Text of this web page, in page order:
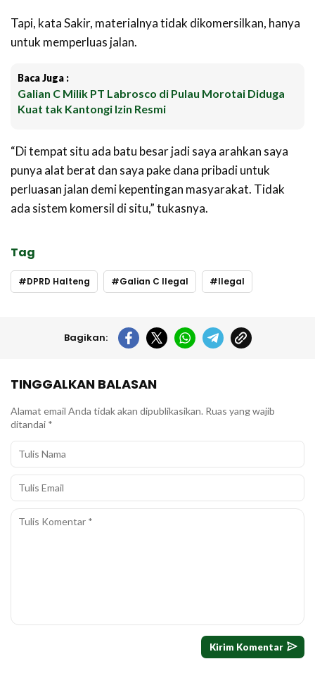
Tapi, kata Sakir, materialnya tidak dikomersilkan, hanya
untuk memperluas jalan.
Baca Juga :
Galian C Milik PT Labrosco di Pulau Morotai Diduga
Kuat tak Kantongi Izin Resmi
“Di tempat situ ada batu besar jadi saya arahkan saya
punya alat berat dan saya pake dana pribadi untuk
perluasan jalan demi kepentingan masyarakat. Tidak
ada sistem komersil di situ,” tukasnya.
Tag
DPRD Halteng Galian C Ilegal Ilegal
Bagikan:
TINGGALKAN BALASAN
Alamat email Anda tidak akan dipublikasikan. Ruas yang wajib
ditandai *